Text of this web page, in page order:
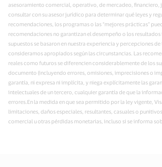
asesoramiento comercial, operativo, de mercadeo,
consultar con su asesor jurídico para determinar qué leyes y
recomendaciones, los programas o las “mejores prácticas”
recomendaciones no garantizan el desempeño o los
supuestos se basaron en nuestra experiencia y percepciones
consideramos apropiados según las circunstancias. Las
reales como futuros se diferencien considerablemente de los
documento (incluyendo errores, omisiones, imprecisiones o
garantía, ni expresa ni implícita, y niega explícitamente las
intelectuales de un tercero, cualquier garantía de que la
errores.En la medida en que sea permitido por la ley vigente,
limitaciones, daños especiales, resultantes, casuales o
comercial u otras pérdidas monetarias, incluso si se informa